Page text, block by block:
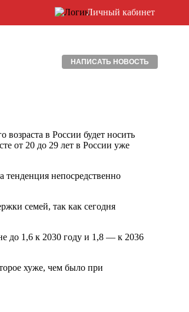
Личный кабинет
НАПИСАТЬ НОВОСТЬ
в России будет носить
от 20 до 29 лет в России уже
непосредственно
семей, так как сегодня
до 1,6 к 2030 году и 1,8 — к 2036
хуже, чем было при